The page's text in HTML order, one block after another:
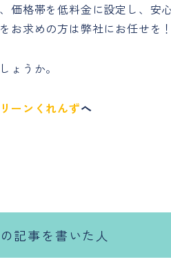
価格帯を低料金に設定し、安
お求めの方は弊社にお任せを！
ょうか。
ーンくれんずへ
記事を書いた人